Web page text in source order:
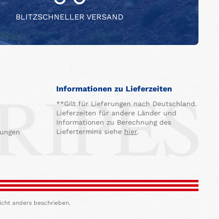
BLITZSCHNELLER VERSAND
Informationen zu Lieferzeiten
**Gilt für Lieferungen nach Deutschland.
Lieferzeiten für andere Länder und
Informationen zu Berechnung des
Liefertermins siehe hier.
anders beschrieben.